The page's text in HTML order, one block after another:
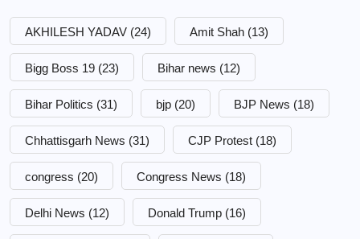
AKHILESH YADAV (24) Amit Shah (13)
Bigg Boss 19 (23) Bihar news (12)
Bihar Politics (31) bjp (20) BJP News (18)
Chhattisgarh News (31) CJP Protest (18)
congress (20) Congress News (18)
Delhi News (12) Donald Trump (16)